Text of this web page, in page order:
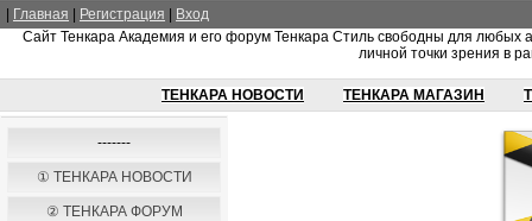
| Главная | Регистрация | Вход
Сайт Тенкара Академия и его форум Тенкара Стиль свободны для любых
личной точки зрения в
ТЕНКАРА НОВОСТИ ТЕНКАРА МАГАЗИН
-------
① ТЕНКАРА НОВОСТИ
② ТЕНКАРА ФОРУМ